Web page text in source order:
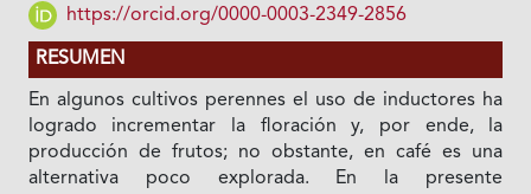
https://orcid.org/0000-0003-2349-2856
RESUMEN
En algunos cultivos perennes el uso de inductores ha
logrado incrementar la floración y, por ende, la
producción de frutos; no obstante, en café es una
alternativa poco explorada. En la presente